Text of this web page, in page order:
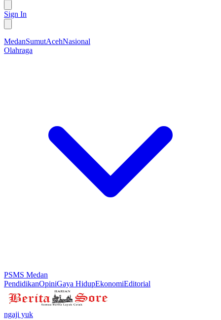
Sign In
MedanSumutAcehNasional
Olahraga
PSMS Medan
PendidikanOpiniGaya HidupEkonomiEditorial
ngaji yuk